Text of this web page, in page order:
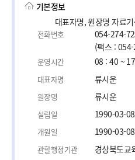
기본정보
대표자명, 원장명 자료
전화번호
054-274-
(팩스 :
운영시간 08 : 40 ~
대표자명 류시운
원장명 류시운
설립일 1990-03-08
개원일 1990-03-08
관할행정기관 경상북도교